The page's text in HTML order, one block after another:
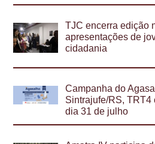
TJC encerra edição
apresentações de
cidadania
Campanha do
Sintrajufe/RS, TRT4
dia 31 de julho